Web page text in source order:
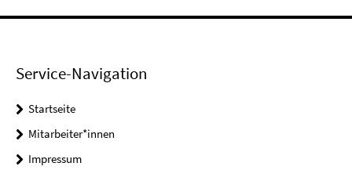
Service-Navigation
Startseite
Mitarbeiter*innen
Impressum